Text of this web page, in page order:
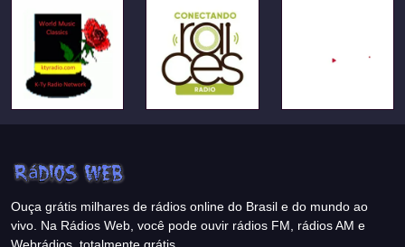
Ouça grátis milhares de rádios online do Brasil e do mundo ao
vivo. Na Rádios Web, você pode ouvir rádios FM, rádios AM e